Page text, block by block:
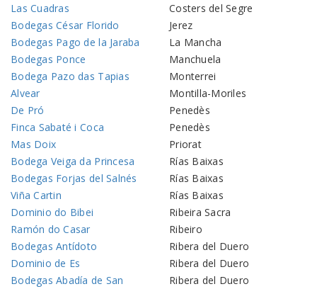
Las Cuadras
Costers del Segre
Bodegas César Florido
Jerez
Bodegas Pago de la Jaraba
La Mancha
Bodegas Ponce
Manchuela
Bodega Pazo das Tapias
Monterrei
Alvear
Montilla-Moriles
De Pró
Penedès
Finca Sabaté i Coca
Penedès
Mas Doix
Priorat
Bodega Veiga da Princesa
Rías Baixas
Bodegas Forjas del Salnés
Rías Baixas
Viña Cartin
Rías Baixas
Dominio do Bibei
Ribeira Sacra
Ramón do Casar
Ribeiro
Bodegas Antídoto
Ribera del Duero
Dominio de Es
Ribera del Duero
Bodegas Abadía de San
Ribera del Duero